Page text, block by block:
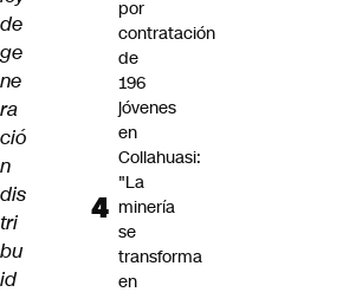
de
ge
ne
ra
ció
n
dis
tri
bu
id
por
contratación
de
196
jóvenes
en
Collahuasi:
"La
minería
se
transforma
en